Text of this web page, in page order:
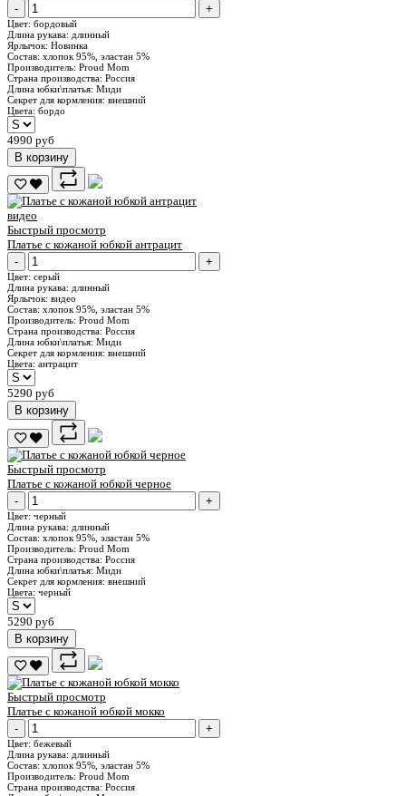
-
+
Цвет: бордовый
Длина рукава: длинный
Ярлычок: Новинка
Состав: хлопок 95%, эластан 5%
Производитель: Proud Mom
Страна производства: Россия
Длина юбки\платья: Миди
Секрет для кормления: внешний
Цвета: бордо
4990 руб
В корзину
видео
Быстрый просмотр
Платье с кожаной юбкой антрацит
-
+
Цвет: серый
Длина рукава: длинный
Ярлычок: видео
Состав: хлопок 95%, эластан 5%
Производитель: Proud Mom
Страна производства: Россия
Длина юбки\платья: Миди
Секрет для кормления: внешний
Цвета: антрацит
5290 руб
В корзину
Быстрый просмотр
Платье с кожаной юбкой черное
-
+
Цвет: черный
Длина рукава: длинный
Состав: хлопок 95%, эластан 5%
Производитель: Proud Mom
Страна производства: Россия
Длина юбки\платья: Миди
Секрет для кормления: внешний
Цвета: черный
5290 руб
В корзину
Быстрый просмотр
Платье с кожаной юбкой мокко
-
+
Цвет: бежевый
Длина рукава: длинный
Состав: хлопок 95%, эластан 5%
Производитель: Proud Mom
Страна производства: Россия